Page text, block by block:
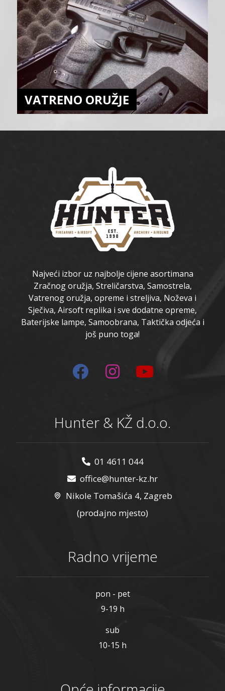
VATRENO ORUŽJE
Najveći izbor uz najbolje cijene asortimana
Zračnog oružja, Streličarstva, Samostrela,
Vatrenog oružja, opreme i streljiva, Noževa i
Sječiva, Airsoft replika i sve dodatne opreme,
Baterijske lampe, Samoobrana, Taktička odjeća i
još puno toga!
Hunter & KŽ d.o.o.
01 4611 044
office@hunter-kz.hr
Nikole Tomašića 4, Zagreb
(prodajno mjesto)
Radno vrijeme
pon - pet
9-19 h
sub
10-15 h